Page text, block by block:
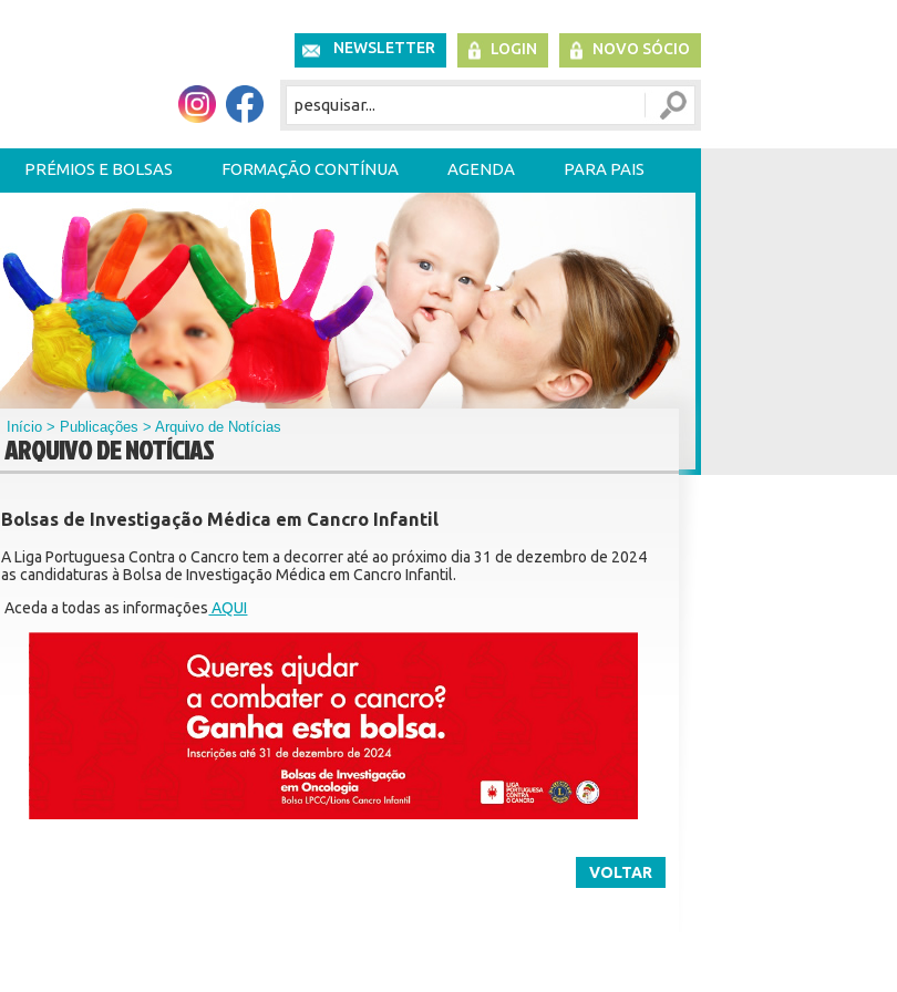
NEWSLETTER LOGIN NOVO SÓCIO
PRÉMIOS E BOLSAS FORMAÇÃO CONTÍNUA AGENDA PARA PAIS
Início > Publicações > Arquivo de Notícias
ARQUIVO DE NOTÍCIAS
Bolsas de Investigação Médica em Cancro Infantil
A Liga Portuguesa Contra o Cancro tem a decorrer até ao próximo dia 31 de dezembro de 2024
as candidaturas à Bolsa de Investigação Médica em Cancro Infantil.
Aceda a todas as informações AQUI
VOLTAR